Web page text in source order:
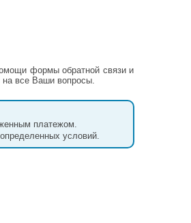
формы обратной связи и
на все Ваши вопросы.
платежом.
условий.